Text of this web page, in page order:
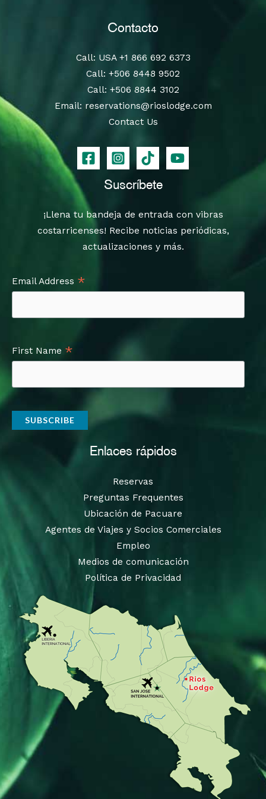
Contacto
Call: USA +1 866 692 6373
Call: +506 8448 9502
Call: +506 8844 3102
Email: reservations@rioslodge.com
Contact Us
Suscríbete
¡Llena tu bandeja de entrada con vibras
costarricenses! Recibe noticias periódicas,
actualizaciones y más.
Email Address *
First Name *
Enlaces rápidos
Reservas
Preguntas Frequentes
Ubicación de Pacuare
Agentes de Viajes y Socios Comerciales
Empleo
Medios de comunicación
Política de Privacidad